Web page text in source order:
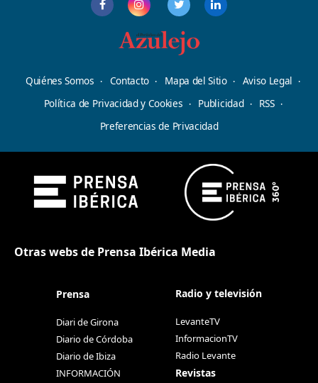
Quiénes Somos Contacto Mapa del Sitio
Aviso Legal
Política de Privacidad y Cookies
Publicidad
RSS
Preferencias de Privacidad
Otras webs de Prensa Ibérica Media
Prensa
Diari de Girona
Diario de Córdoba
Diario de Ibiza
INFORMACIÓN
Radio y televisión
LevanteTV
InformacionTV
Radio Levante
Revistas